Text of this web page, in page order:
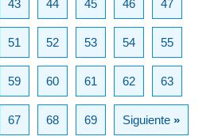
43 44 45 46 47
51 52 53 54 55
59 60 61 62 63
67 68 69 Siguiente»